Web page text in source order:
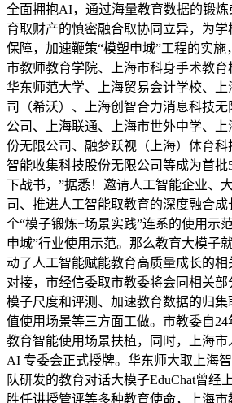
全面拥抱AI，通过海量教育数据的锻
育取财产的慎密融合取协同立异，为
保障，加速鞭策“模塑申城”工程的实
市教师教育学院、上海市科身手术教育
华东师范大学、上海贸易会计学校、
司（希沃）、上海创智合力消息科技
公司、上海联通、上海市世外中学、
份无限公司、融梦跃视（上海）体育
智能收集科技股份无限公司等成为首批
下战书，”据悉！邀请人工智能企业、
司、推进人工智能取教育的深度融合
个“模子锻炼+场景实践”连系的使用示
申城”行业使用示范。那么教育大模子
动了人工智能赋能教育高质量成长的
对接，市经信委取市教委将会同相关
模子尺度和评测、加速教育数据的归
值使用场景等三方面工做。市教委自
教育智能使用场景扶植，同时，上海
AI 专委会正式授牌。华东师大取上海
队研发的教育对话大模子EduChat曾经
胜任讲授管评等多种教育使命，上海